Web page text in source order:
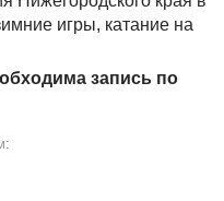
игры, катание на
запись по